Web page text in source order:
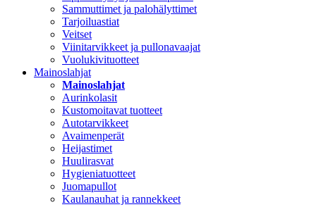
Sammuttimet ja palohälyttimet
Tarjoiluastiat
Veitset
Viinitarvikkeet ja pullonavaajat
Vuolukivituotteet
Mainoslahjat
Mainoslahjat
Aurinkolasit
Kustomoitavat tuotteet
Autotarvikkeet
Avaimenperät
Heijastimet
Huulirasvat
Hygieniatuotteet
Juomapullot
Kaulanauhat ja rannekkeet